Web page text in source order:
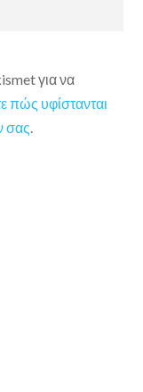
για να
πώς υφίστανται
σας